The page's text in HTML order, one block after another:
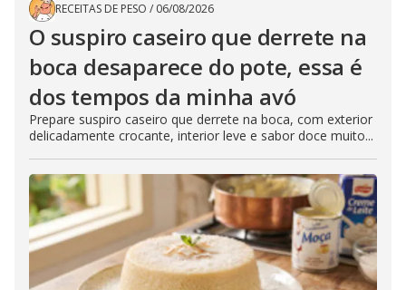
RECEITAS DE PESO / 06/08/2026
O suspiro caseiro que derrete na
boca desaparece do pote, essa é
dos tempos da minha avó
Prepare suspiro caseiro que derrete na boca, com exterior
delicadamente crocante, interior leve e sabor doce muito...